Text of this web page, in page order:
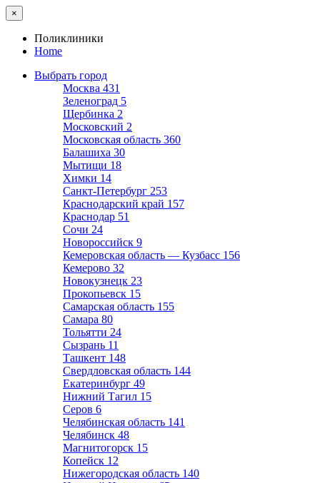
×
Поликлиники
Home
Выбрать город
Москва 431
Зеленоград 5
Щербинка 2
Московский 2
Московская область 360
Балашиха 30
Мытищи 18
Химки 14
Санкт-Петербург 253
Краснодарский край 157
Краснодар 51
Сочи 24
Новороссийск 9
Кемеровская область — Кузбасс 156
Кемерово 32
Новокузнецк 23
Прокопьевск 15
Самарская область 155
Самара 80
Тольятти 24
Сызрань 11
Ташкент 148
Свердловская область 144
Екатеринбург 49
Нижний Тагил 15
Серов 6
Челябинская область 141
Челябинск 48
Магнитогорск 15
Копейск 12
Нижегородская область 140